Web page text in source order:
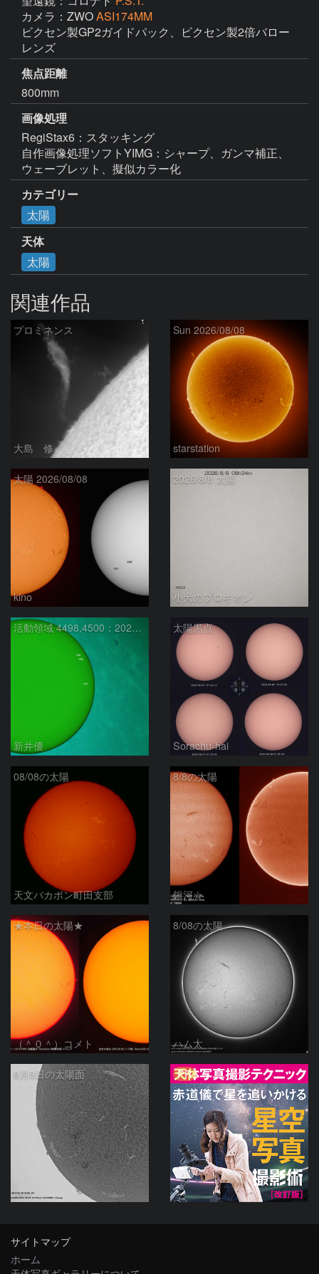
カメラ：ZWOASI174MM
ビクセン製GP2ガイドパック、ビクセン製2倍バロー
レンズ
焦点距離
800mm
画像処理
RegiStax6：スタッキング
自作画像処理ソフトYIMG：シャープ、ガンマ補正、
ウェーブレット、擬似カラー化
カテゴリー
太陽
天体
太陽
関連作品
プロミネンス
大島 修
Sun 2026/08/08
starstation
太陽 2026/08/08
kino
2026/8/8 太陽
小犬のプロキオン
活動領域 4498,4500：2026/08/08
新井優
太陽黒点
Sorachu-hai
08/08の太陽
天文バカボン町田支部
8/8の太陽
銀河☆
★本日の太陽★
（＾０＾）コメト
8/08の太陽
ハム太
8月8日の太陽面
ta-o
PR
サイトマップ
ホーム